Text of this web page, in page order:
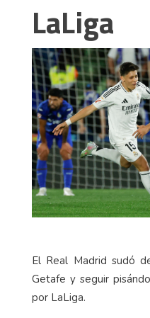
LaLiga
El Real Madrid sudó
Getafe y seguir
por LaLiga.